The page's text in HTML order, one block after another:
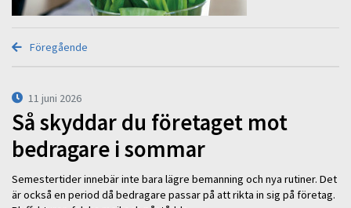
Föregående
11 juni 2026
Så skyddar du företaget mot
bedragare i sommar
Semestertider innebär inte bara lägre bemanning och nya rutiner. Det
är också en period då bedragare passar på att rikta in sig på företag.